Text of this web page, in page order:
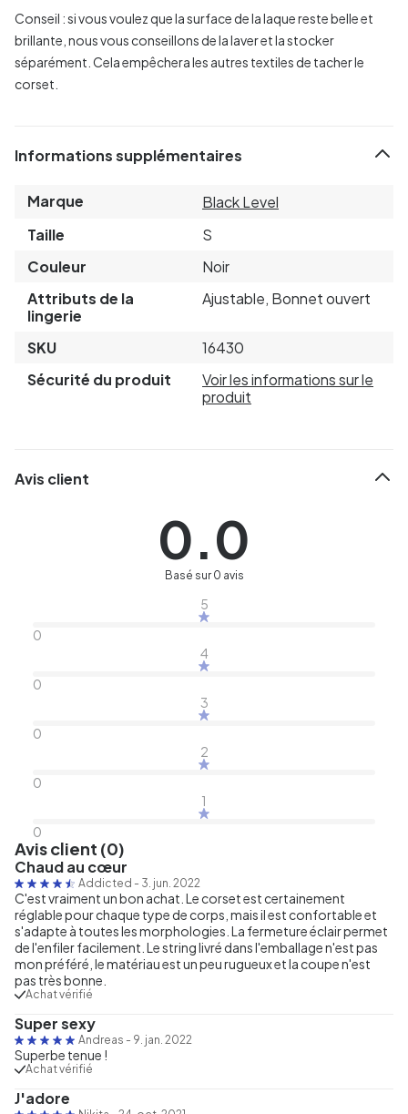
Conseil : si vous voulez que la surface de la laque reste belle et
brillante, nous vous conseillons de la laver et la stocker
séparément. Cela empêchera les autres textiles de tacher le
corset.
Informations supplémentaires
Marque
Black Level
Taille
S
Couleur
Noir
Attributs de la
lingerie
Ajustable, Bonnet ouvert
SKU
16430
Sécurité du produit
Voir les informations sur le
produit
Avis client
0.0
Basé sur 0 avis
5
0
4
0
3
0
2
0
1
0
Avis client (0)
Chaud au cœur
Addicted - 3. jun. 2022
C'est vraiment un bon achat. Le corset est certainement
réglable pour chaque type de corps, mais il est confortable et
s'adapte à toutes les morphologies. La fermeture éclair permet
de l'enfiler facilement. Le string livré dans l'emballage n'est pas
mon préféré, le matériau est un peu rugueux et la coupe n'est
pas très bonne.
Achat vérifié
Super sexy
Andreas - 9. jan. 2022
Superbe tenue !
Achat vérifié
J'adore